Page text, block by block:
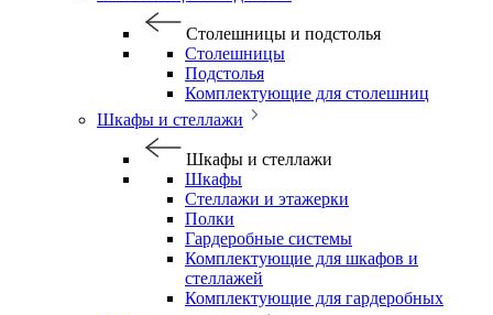
Столешницы и подстолья
Столешницы
Подстолья
Комплектующие для столешниц
Шкафы и стеллажи
Шкафы и стеллажи
Шкафы
Стеллажи и этажерки
Полки
Гардеробные системы
Комплектующие для шкафов и
стеллажей
Комплектующие для гардеробных